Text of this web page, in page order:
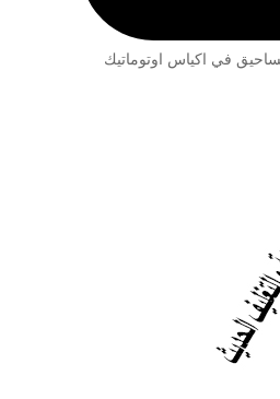
في اكياس اوتوماتيك